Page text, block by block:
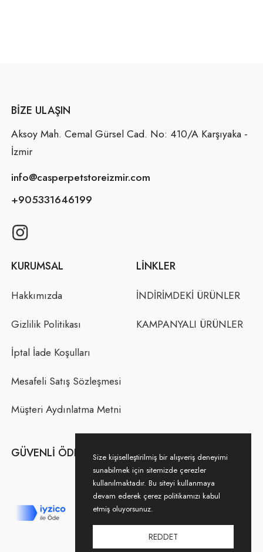
BIZE ULAŞIN
Aksoy Mah. Cemal Gürsel Cad. No: 410/A Karşıyaka -
İzmir
info@casperpetstoreizmir.com
+905331646199
KURUMSAL
Hakkımızda
Gizlilik Politikası
İptal İade Koşulları
Mesafeli Satış Sözleşmesi
Müşteri Aydınlatma Metni
LINKLER
İNDİRİMDEKİ ÜRÜNLER
KAMPANYALI ÜRÜNLER
GÜVENLI ÖDEMESize kişiselleştirilmiş bir alışveriş deneyimi
sunabilmek için sitemizde çerezler
kullanılmaktadır. Bu siteyi kullanmaya
devam ederek çerez politikamızı kabul
etmiş oluyorsunuz.
REDDET